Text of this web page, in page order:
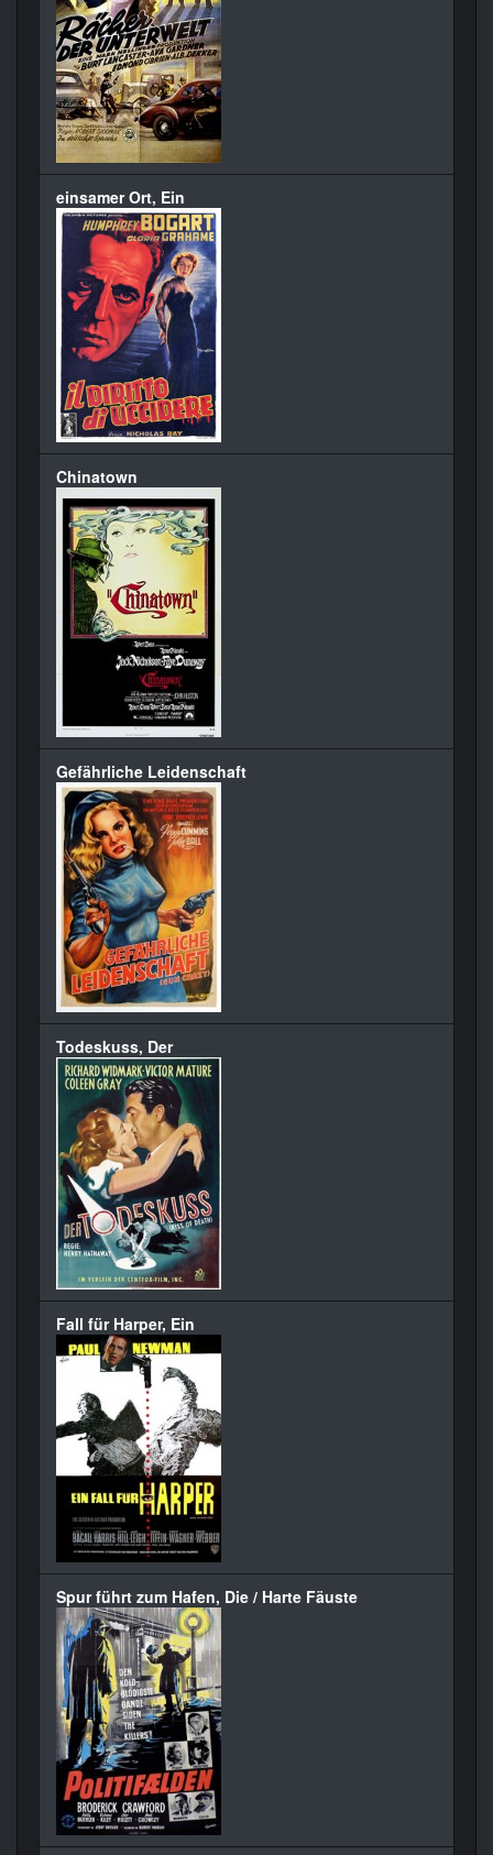
einsamer Ort, Ein
Chinatown
Gefährliche Leidenschaft
Todeskuss, Der
Fall für Harper, Ein
Spur führt zum Hafen, Die / Harte Fäuste